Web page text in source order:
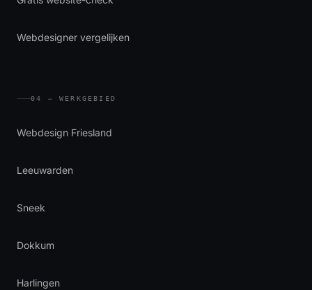
Webdesigner vergelijken
04 — WERKGEBIED
Webdesign Friesland
Leeuwarden
Sneek
Dokkum
Harlingen